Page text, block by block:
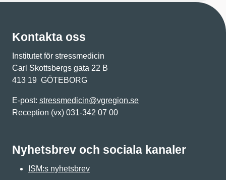
Kontakta oss
Institutet för stressmedicin
Carl Skottsbergs gata 22 B
413 19 GÖTEBORG
E-post: stressmedicin@vgregion.se
Reception (vx) 031-342 07 00
Nyhetsbrev och sociala kanaler
ISM:s nyhetsbrev